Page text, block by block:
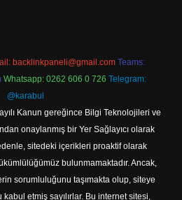
backlinkpaneli@gmail.com Teams:
Whatsapp: 0262 606 0 726 Telegram:
@karabul
Kanun gereğince Bilgi Teknolojileri ve
onaylanmış bir Yer Sağlayıcı olarak
sitedeki içerikleri proaktif olarak
bulunmamaktadır. Ancak,
sorumluluğunu taşımakta olup, siteye
etmiş sayılırlar. Bu internet sitesi,